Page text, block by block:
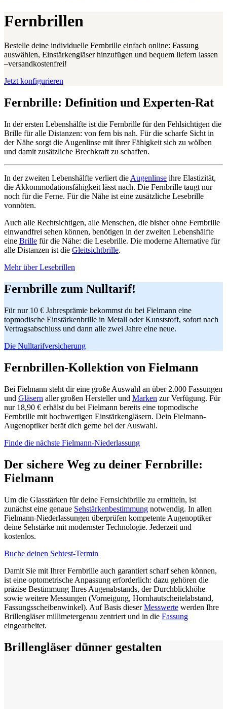
Fernbrillen
Bestelle deine individuelle Fernbrille einfach online: Fassung
auswählen, Einstärkengläser hinzufügen und bequem liefern lassen
–versandkostenfrei!
Jetzt konfigurieren
Fernbrille: Definition und Experten-Rat
In der ersten Lebenshälfte ist die Fernbrille für den Fehlsichtigen die
Brille für alle Distanzen: von fern bis nah. Für die scharfe Sicht in
der Nähe sorgt die Augenlinse mit ihrer Fähigkeit sich zu wölben
und damit zusätzliche Brechkraft zu schaffen.
In der zweiten Lebenshälfte verliert die Augenlinse ihre Elastizität,
die Akkommodationsfähigkeit lässt nach. Die Fernbrille taugt nur
noch für die Ferne. Für die Nähe ist eine zusätzliche Lesebrille
vonnöten.
Auch alle Rechtsichtigen, alle Menschen, die bisher ohne Fernbrille
einwandfrei sehen können, benötigen in der zweiten Lebenshälfte
eine Brille für die Nähe: die Lesebrille. Die moderne Alternative für
alle Distanzen ist die Gleitsichtbrille.
Mehr über Lesebrillen
Fernbrille zum Nulltarif!
Für nur 10 € Jahresprämie bekommst du bei Fielmann eine
topmodische Einstärkenbrille in Metall oder Kunststoff, sofort nach
Vertragsabschluss und dann alle zwei Jahre eine neue.
Die Nulltarifversicherung
Fernbrillen-Kollektion von Fielmann
Bei Fielmann steht dir eine große Auswahl an über 2.000 Fassungen
und Gläsern aller großen Hersteller und Marken zur Verfügung. Für
nur 18,90 € erhälst du bei Fielmann bereits eine topmodische
Fernbrille mit hochwertigen Einstärkengläsern. Dein Fielmann-
Augenoptiker berät dich gerne bei der Auswahl.
Finde die nächste Fielmann-Niederlassung
Der sichere Weg zu deiner Fernbrille:
Fielmann
Um die Glasstärken für deine Fernsichtbrille zu ermitteln, ist
zunächst eine genaue Sehstärkenbestimmung notwendig. In allen
Fielmann-Niederlassungen überprüfen kompetente Augenoptiker
deine Sehstärke mit modernster Technologie. Jederzeit und
kostenlos.
Buche deinen Sehtest-Termin
Damit Sie mit Ihrer Fernbrille auch garantiert scharf sehen können,
ist eine optometrische Anpassung erforderlich: dazu gehören die
präzise Bestimmung Ihres Augenabstands, der Durchblickhöhe
sowie weitere Messungen (Vorneigung, Hornhautscheitelabstand,
Fassungsscheibenwinkel). Auf Basis dieserMesswerte werden Ihre
Brillengläser millimetergenau zentriert und in die Fassung
eingearbeitet.
Brillengläser dünner gestalten